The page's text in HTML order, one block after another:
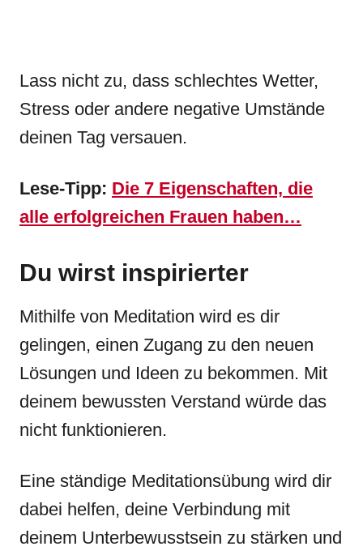
Lass nicht zu, dass schlechtes Wetter,
Stress oder andere negative Umstände
deinen Tag versauen.
Lese-Tipp: Die 7 Eigenschaften, die
alle erfolgreichen Frauen haben…
Du wirst inspirierter
Mithilfe von Meditation wird es dir
gelingen, einen Zugang zu den neuen
Lösungen und Ideen zu bekommen. Mit
deinem bewussten Verstand würde das
nicht funktionieren.
Eine ständige Meditationsübung wird dir
dabei helfen, deine Verbindung mit
deinem Unterbewusstsein zu stärken und